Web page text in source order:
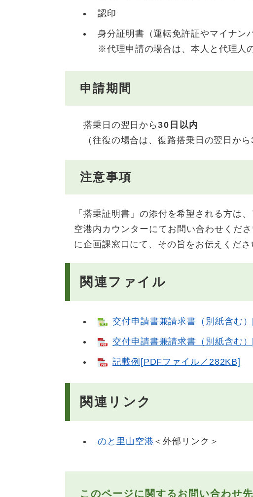
認印
身分証明書（運転免許証やマイナン
※代理申請の場合は、本人と代理人
申請期間
搭乗日の翌日から30日以内
（往復の場合は、復路搭乗日の翌日から
注意事項
「搭乗証明書」の添付を希望される方は
空港内カウンターにてお問い合わせくだ
に企画課窓口にて、その旨をお伝えくださ
関連ファイル
交付申請書兼請求書（別紙含む
交付申請書兼請求書（別紙含む
記載例[PDFファイル／282KB]
関連リンク
のと里山空港 ＜外部リンク＞
このページに関するお問い合わせ先